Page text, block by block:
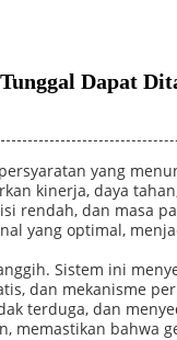
Dapat
yang
kinerja, daya
rendah, dan masa
yang optimal,
Sistem ini
dan mekanisme
terduga, dan
memastikan bahwa